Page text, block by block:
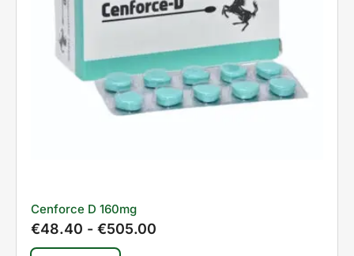
Cenforce D 160mg
€48.40 - €505.00